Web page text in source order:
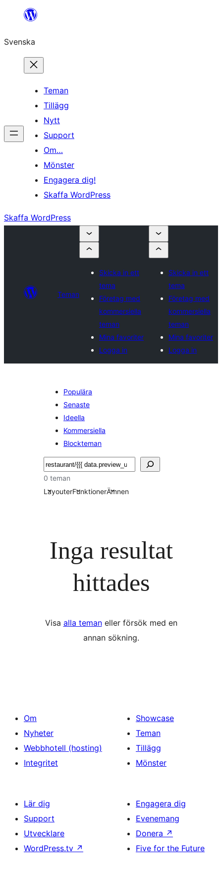
Hoppa
innehåll
Svenska
Teman
Tillägg
Nytt
Support
Om…
Mönster
Engagera dig!
Skaffa WordPress
Skaffa WordPress
Teman
Skicka in ett
tema
Företag med
kommersiella
teman
Mina favoriter
Logga in
Skicka in ett
tema
Företag med
kommersiella
teman
Mina favoriter
Logga in
Populära
Senaste
Ideella
Kommersiella
Blockteman
Sök
0 teman
LayouterFunktionerÄmnen
Inga resultat
hittades
Visa alla temaneller försök med en
annan sökning.
Om
Nyheter
Webbhotell (hosting)
Integritet
Showcase
Teman
Tillägg
Mönster
Lär dig
Support
Utvecklare
WordPress.tv ↗
Engagera dig
Evenemang
Donera ↗
Five for the Future